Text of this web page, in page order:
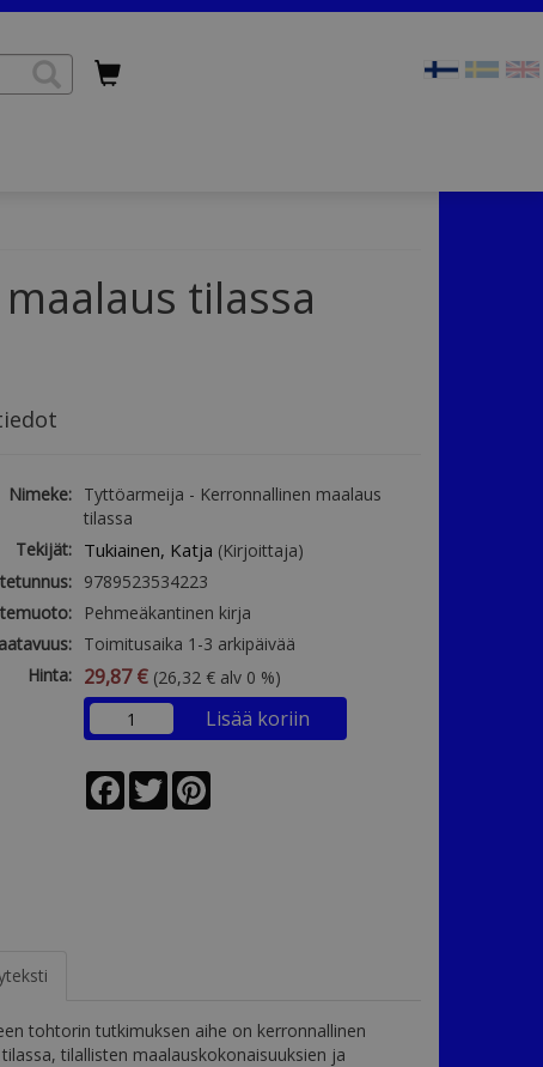
tilassa
Nimeke: Tyttöarmeija - Kerronnallinen maalaus
tilassa
Tekijät: Tukiainen, Katja (Kirjoittaja)
9789523534223
Pehmeäkantinen kirja
Toimitusaika 1-3 arkipäivää
Hinta: 29,87 € (26,32 € alv 0 %)
Lisää koriin
Facebook
Twitter
tohtorin tutkimuksen aihe on kerronnallinen
tilallisten maalauskokonaisuuksien ja